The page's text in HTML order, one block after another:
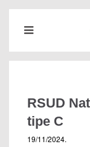
RSUD
tipe C
19/11/2024.